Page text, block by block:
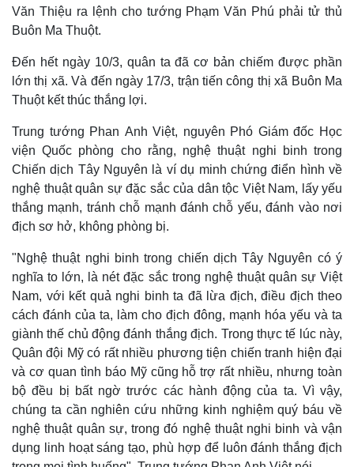
Thể thao
Bóng đá
Lịch thi đấu bóng đá
Thế giới thể thao
eSports
Hậu trường
Ô tô - Xe máy
Ô tô
Xe máy
Tư vấn
Văn Thiệu ra lệnh cho tướng Phạm Văn Phú phải tử thủ
Buôn Ma Thuột.
Đến hết ngày 10/3, quân ta đã cơ bản chiếm được phần
lớn thị xã. Và đến ngày 17/3, trận tiến công thị xã Buôn Ma
Thuột kết thúc thắng lợi.
Trung tướng Phan Anh Việt, nguyên Phó Giám đốc Học
viện Quốc phòng cho rằng, nghệ thuật nghi binh trong
Chiến dịch Tây Nguyên là ví dụ minh chứng điển hình về
nghệ thuật quân sự đặc sắc của dân tộc Việt Nam, lấy yếu
thắng mạnh, tránh chỗ mạnh đánh chỗ yếu, đánh vào nơi
địch sơ hở, không phòng bị.
"Nghệ thuật nghi binh trong chiến dịch Tây Nguyên có ý
nghĩa to lớn, là nét đặc sắc trong nghệ thuật quân sự Việt
Nam, với kết quả nghi binh ta đã lừa địch, điều địch theo
cách đánh của ta, làm cho địch đông, mạnh hóa yếu và ta
giành thế chủ động đánh thắng địch. Trong thực tế lúc này,
Quân đội Mỹ có rất nhiều phương tiện chiến tranh hiện đại
và cơ quan tình báo Mỹ cũng hỗ trợ rất nhiều, nhưng toàn
bộ đều bị bất ngờ trước các hành động của ta. Vì vậy,
chúng ta cần nghiên cứu những kinh nghiệm quý báu về
nghệ thuật quân sự, trong đó nghệ thuật nghi binh và vận
dụng linh hoạt sáng tạo, phù hợp để luôn đánh thắng địch